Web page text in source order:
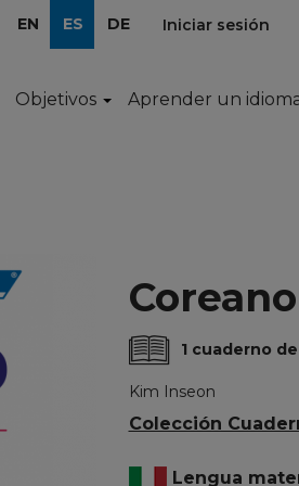
EN ES DE Iniciar sesión
Objetivos Aprender un
1 cuaderno
Kim Inseon
Colección
Lengua